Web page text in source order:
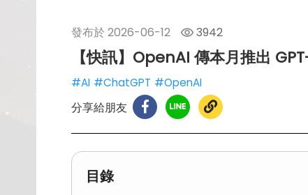
發布於 2026-06-12 3942
【快訊】OpenAI 傳本月推出
#AI #ChatGPT #OpenAI
分享給朋友
目錄